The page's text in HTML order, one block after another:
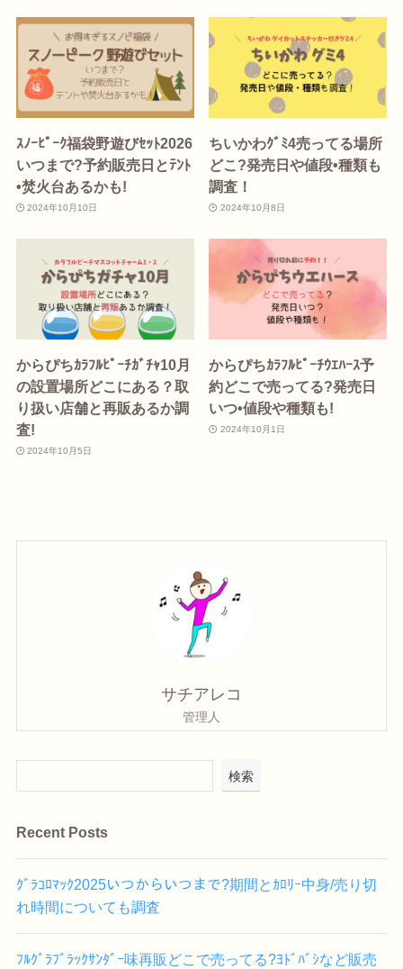
ｽﾉｰﾋﾟｰｸ福袋野遊びｾｯﾄ2026
いつまで?予約販売日とﾃﾝﾄ
•焚火台あるかも!
2024年10月10日
ちいかわｸﾞﾐ4売ってる場所
どこ?発売日や値段•種類も
調査！
2024年10月8日
からぴちｶﾗﾌﾙﾋﾟｰﾁｶﾞﾁｬ10月
の設置場所どこにある？取
り扱い店舗と再販あるか調
査!
2024年10月5日
からぴちｶﾗﾌﾙﾋﾟｰﾁｳｴﾊｰｽ予
約どこで売ってる?発売日
いつ•値段や種類も!
2024年10月1日
サチアレコ
管理人
検索
Recent Posts
ｸﾞﾗｺﾛﾏｯｸ2025いつからいつまで?期間とｶﾛﾘｰ中身/売り切
れ時間についても調査
ﾌﾙｸﾞﾗﾌﾞﾗｯｸｻﾝﾀﾞｰ味再販どこで売ってる?ﾖﾄﾞﾊﾞｼなど販売